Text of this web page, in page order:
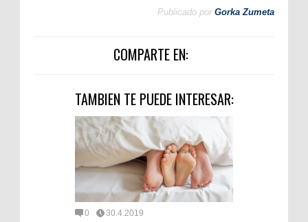
Publicado por Gorka Zumeta
COMPARTE EN:
TAMBIEN TE PUEDE INTERESAR:
0 30.4.2019